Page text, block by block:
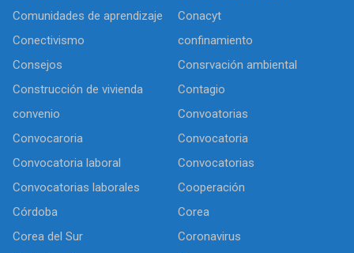
Comunidades de aprendizaje
Conacyt
Conectivismo
confinamiento
Consejos
Consrvación ambiental
Construcción de vivienda
Contagio
convenio
Convoatorias
Convocaroria
Convocatoria
Convocatoria laboral
Convocatorias
Convocatorias laborales
Cooperación
Córdoba
Corea
Corea del Sur
Coronavirus